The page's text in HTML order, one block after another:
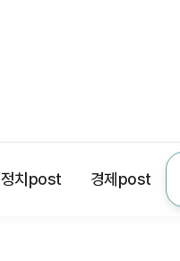
정치post 경제post